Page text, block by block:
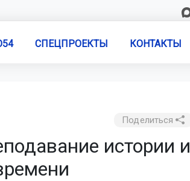
СПЕЦПРОЕКТЫ КОНТАКТЫ
Поделиться
истории и